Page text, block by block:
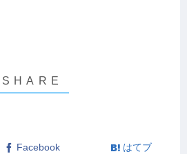
Facebook はてブ